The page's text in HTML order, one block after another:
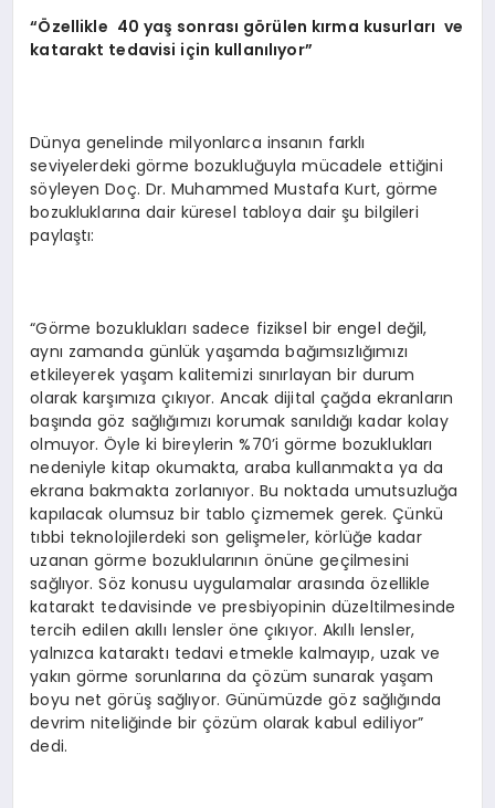
“Özellikle 40 yaş sonrası görülen kırma kusurları ve
katarakt tedavisi için kullanılıyor”
Dünya genelinde milyonlarca insanın farklı
seviyelerdeki görme bozukluğuyla mücadele ettiğini
söyleyen Doç. Dr. Muhammed Mustafa Kurt, görme
bozukluklarına dair küresel tabloya dair şu bilgileri
paylaştı:
“Görme bozuklukları sadece fiziksel bir engel değil,
aynı zamanda günlük yaşamda bağımsızlığımızı
etkileyerek yaşam kalitemizi sınırlayan bir durum
olarak karşımıza çıkıyor. Ancak dijital çağda ekranların
başında göz sağlığımızı korumak sanıldığı kadar kolay
olmuyor. Öyle ki bireylerin %70’i görme bozuklukları
nedeniyle kitap okumakta, araba kullanmakta ya da
ekrana bakmakta zorlanıyor. Bu noktada umutsuzluğa
kapılacak olumsuz bir tablo çizmemek gerek. Çünkü
tıbbi teknolojilerdeki son gelişmeler, körlüğe kadar
uzanan görme bozuklularının önüne geçilmesini
sağlıyor. Söz konusu uygulamalar arasında özellikle
katarakt tedavisinde ve presbiyopinin düzeltilmesinde
tercih edilen akıllı lensler öne çıkıyor. Akıllı lensler,
yalnızca kataraktı tedavi etmekle kalmayıp, uzak ve
yakın görme sorunlarına da çözüm sunarak yaşam
boyu net görüş sağlıyor. Günümüzde göz sağlığında
devrim niteliğinde bir çözüm olarak kabul ediliyor”
dedi.